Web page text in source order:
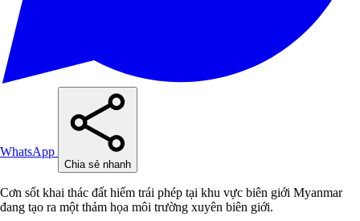
WhatsApp
Chia sẻ nhanh
Cơn sốt khai thác đất hiếm trái phép tại khu vực biên giới Myanmar
đang tạo ra một thảm họa môi trường xuyên biên giới.